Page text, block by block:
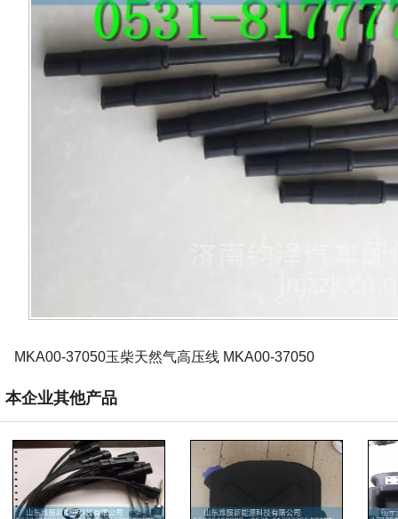
MKA00-37050玉柴天然气高压线 MKA00-37050
本企业其他产品